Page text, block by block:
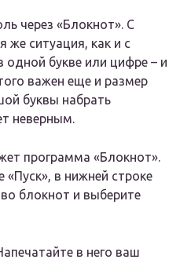
через «Блокнот». С
же ситуация, как и с
одной букве или цифре – и
важен еще и размер
буквы набрать
неверным.
программа «Блокнот».
«Пуск», в нижней строке
блокнот и выберите
в него ваш